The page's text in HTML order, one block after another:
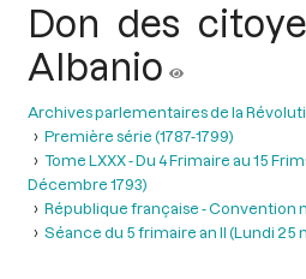
Don des
Albanio
Archives parlementaires de la
Première série (1787-1799)
Tome LXXX - Du 4 Frimaire au 15
Décembre 1793)
République française - Convention
Séance du 5 frimaire an II (Lundi 25